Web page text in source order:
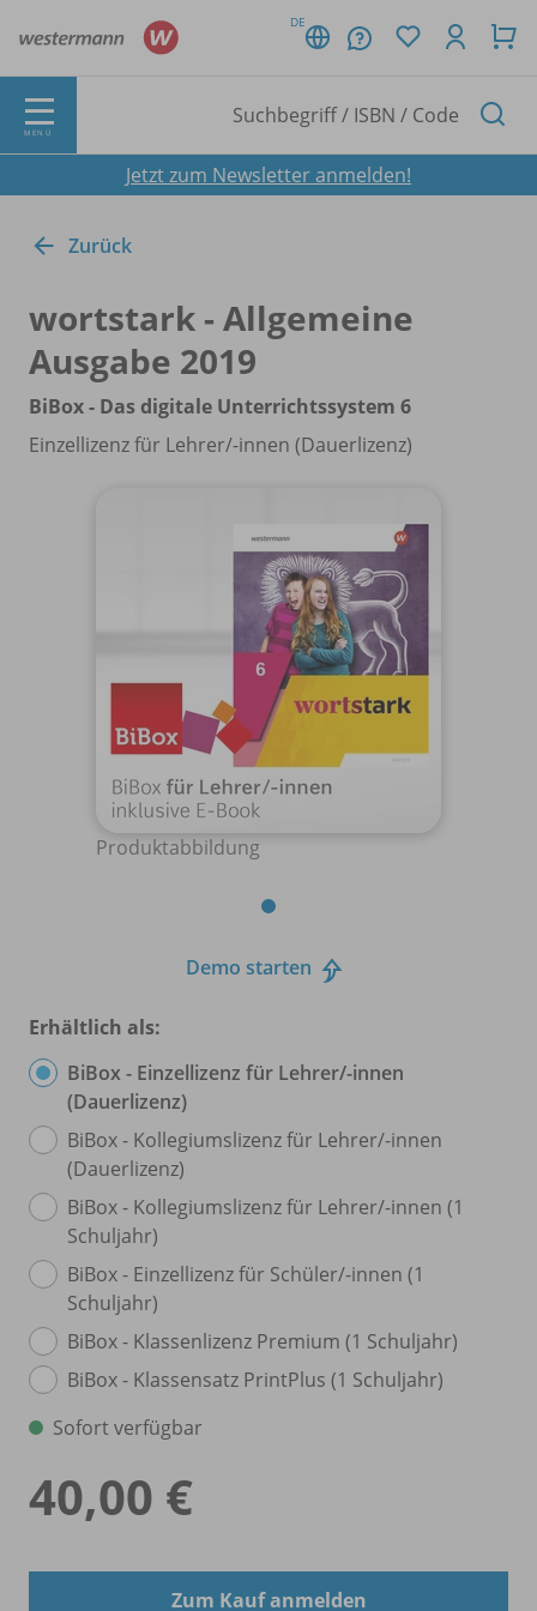
DE
MENÜ
Jetzt zum Newsletter anmelden!
Zurück
wortstark - Allgemeine
Ausgabe 2019
BiBox - Das digitale Unterrichtssystem 6
Einzellizenz für Lehrer/-innen (Dauerlizenz)
Produktabbildung
Demo starten
Erhältlich als:
BiBox - Einzellizenz für Lehrer/-innen
(Dauerlizenz)
BiBox - Kollegiumslizenz für Lehrer/-innen
(Dauerlizenz)
BiBox - Kollegiumslizenz für Lehrer/-innen (1
Schuljahr)
BiBox - Einzellizenz für Schüler/-innen (1
Schuljahr)
BiBox - Klassenlizenz Premium (1 Schuljahr)
BiBox - Klassensatz PrintPlus (1 Schuljahr)
Sofort verfügbar
40,00 €
Zum Kauf anmelden